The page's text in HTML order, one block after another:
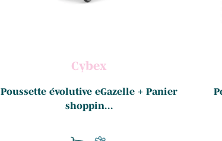
Cybex
Poussette évolutive eGazelle + Panier
shoppin...